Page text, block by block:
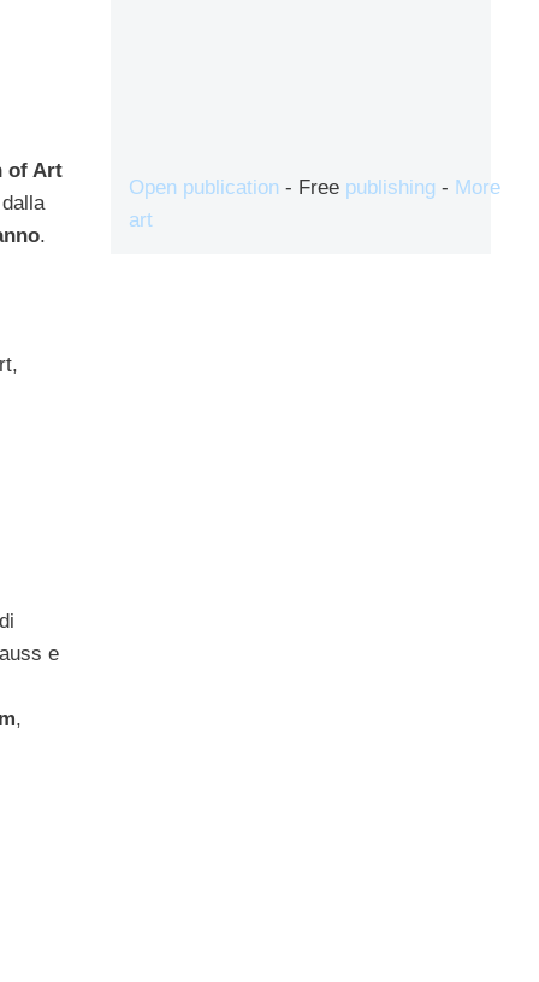
of Art
.
e
,
Open publication - Free publishing - More
art